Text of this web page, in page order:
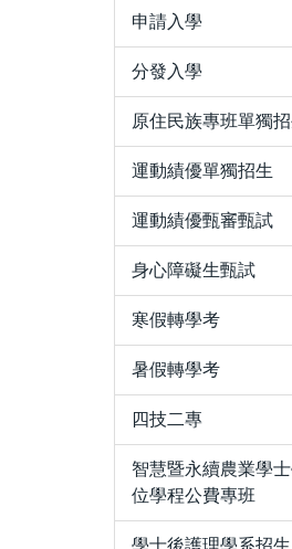
申請入學
分發入學
原住民族專班單獨
運動績優單獨招生
運動績優甄審甄試
身心障礙生甄試
寒假轉學考
暑假轉學考
四技二專
智慧暨永續農業學
位學程公費專班